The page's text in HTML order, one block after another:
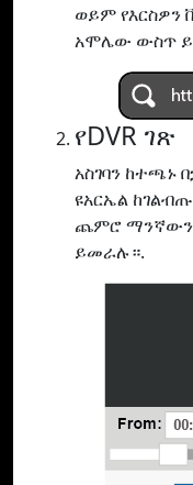
ወይም የእርስዎን
አሞሌው ውስጥ
የDVR ገጽ
አስገባን ከተጫኑ
ዩአርኤል
ጨምሮ
ይመራሉ።.